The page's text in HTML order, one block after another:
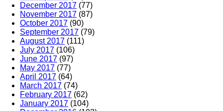
December 2017 (77)
November 2017 (87)
October 2017 (90)
September 2017 (79)
August 2017 (111)
July 2017 (106)
June 2017 (97)
May 2017 (77)
April 2017 (64)
March 2017 (74)
February 2017 (62)
January 2017 (104)